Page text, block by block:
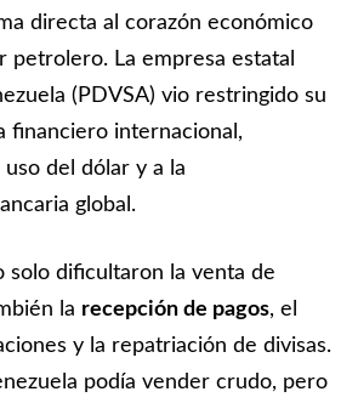
directa al corazón económico
petrolero. La empresa estatal
(PDVSA) vio restringido su
financiero internacional,
del dólar y a la
global.
solo dificultaron la venta de
la recepción de pagos, el
y la repatriación de divisas.
podía vender crudo, pero